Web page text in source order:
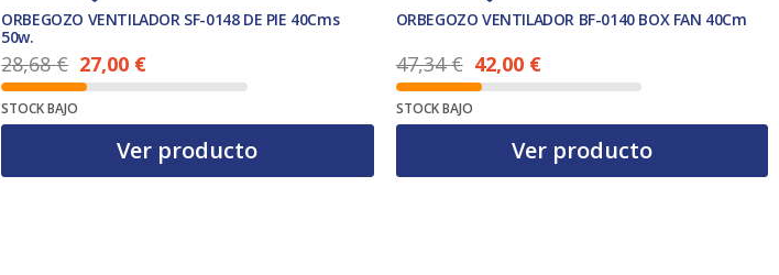
ORBEGOZO VENTILADOR SF-0148 DE PIE 40Cms
50w.
28,68€
El precio original era: 28,68 €.
27,00 €
El precio actual es: 27,00 €.
STOCK BAJO
Ver producto
ORBEGOZO VENTILADOR BF-0140 BOX FAN 40Cm
47,34€
El precio original era: 47,34 €.
42,00 €
El precio actual es: 42,00 €.
STOCK BAJO
Ver producto